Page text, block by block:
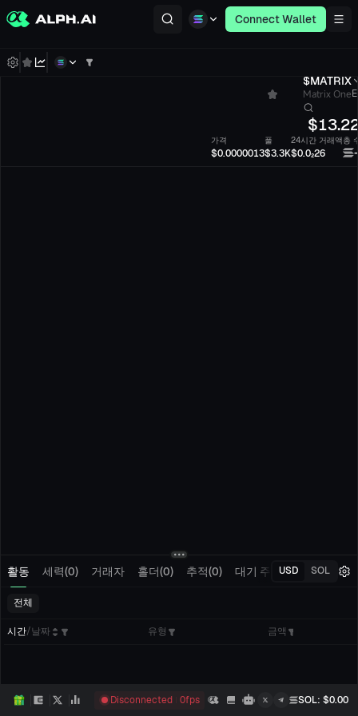
Connect Wallet
$MATRIX
Matrix One
$
가격
$0.0000013
풀
$3.3K
24시간 거래액
$0.0₂26
총
활동 세력(0) 거래자 홀더(0) 추적(0) 대기 주문 내 거래
USD SOL
전체
시간/날짜 유형 금액
Disconnected 0fps SOL: $0.00